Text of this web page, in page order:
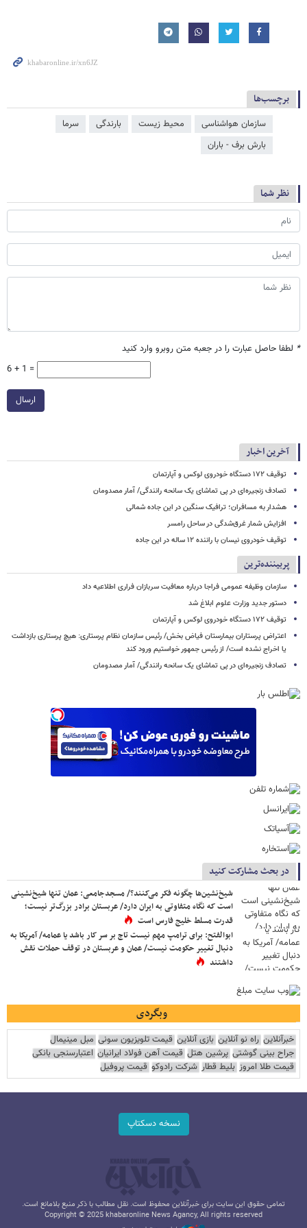
برچسب‌ها
سازمان هواشناسی محیط زیست بارندگی
سرما
بارش برف - باران
نظر شما
* لطفا حاصل عبارت را در جعبه متن روبرو وارد کنید
6 + 1 =
ارسال
آخرین اخبار
توقیف ۱۷۲ دستگاه خودروی لوکس و آپارتمان
تصادف زنجیره‌ای در پی تماشای یک سانحه رانندگی/ آمار مصدومان
هشدار به مسافران؛ ترافیک سنگین در این جاده شمالی
افزایش شمار غرق‌شدگی در ساحل رامسر
توقیف خودروی نیسان با راننده ۱۲ ساله در این جاده
پربیننده‌ترین
سازمان وظیفه عمومی فراجا درباره معافیت سربازان فراری اطلاعیه داد
دستور جدید وزارت علوم ابلاغ شد
توقیف ۱۷۲ دستگاه خودروی لوکس و آپارتمان
اعتراض پرستاران بیمارستان فیاض بخش/ رئیس سازمان نظام پرستاری: هیچ پرستاری بازداشت
یا اخراج نشده است/ از رئیس جمهور خواستیم ورود کند
تصادف زنجیره‌ای در پی تماشای یک سانحه رانندگی/ آمار مصدومان
در بحث مشارکت کنید
شیخ‌نشین‌ها چگونه فکر می‌کنند؟/ مسجدجامعی: عمان تنها شیخ‌نشینی
است که نگاه متفاوتی به ایران دارد/ عربستان برادر بزرگ‌تر نیست؛
قدرت مسلط خلیج فارس است
ابوالفتح: برای ترامپ مهم نیست تاج بر سر کار باشد یا عمامه/ آمریکا به
دنبال تغییر حکومت نیست/ عمان و عربستان در توقف حملات نقش
داشتند
وبگردی
خبرآنلاین راه نو آنلاین بازی آنلاین قیمت تلویزیون سونی مبل مینیمال
جراح بینی گوشتی پرشین هتل قیمت آهن فولاد ایرانیان اعتبارسنجی بانکی
قیمت طلا امروز بلیط قطار شرکت رادوکو قیمت پروفیل
نسخه دسکتاپ
تمامی حقوق این سایت برای خبرآنلاین محفوظ است. نقل مطالب با ذکر منبع بلامانع است.
Copyright © 2025 khabaronline News Agancy, All rights reserved